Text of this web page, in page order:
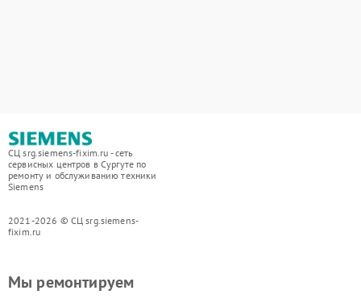
СЦ srg.siemens-fixim.ru - сеть
сервисных центров в Сургуте по
ремонту и обслуживанию техники
Siemens
2021-2026 © СЦ srg.siemens-
fixim.ru
Мы ремонтируем